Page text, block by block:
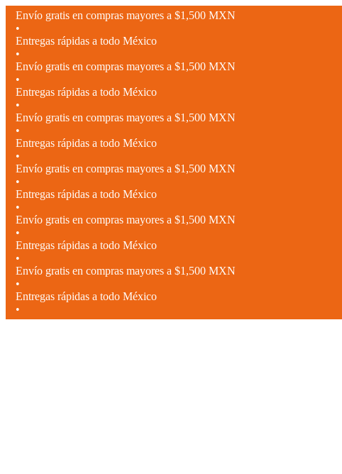
Envío gratis en compras mayores a $1,500 MXN
•
Entregas rápidas a todo México
•
Envío gratis en compras mayores a $1,500 MXN
•
Entregas rápidas a todo México
•
Envío gratis en compras mayores a $1,500 MXN
•
Entregas rápidas a todo México
•
Envío gratis en compras mayores a $1,500 MXN
•
Entregas rápidas a todo México
•
Envío gratis en compras mayores a $1,500 MXN
•
Entregas rápidas a todo México
•
Envío gratis en compras mayores a $1,500 MXN
•
Entregas rápidas a todo México
•